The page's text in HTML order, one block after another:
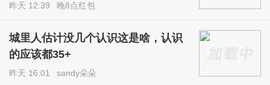
昨天 12:39 晚8点红包
城里人估计没几个认识这是啥，认识
的应该都35+
昨天 16:01 sandy朵朵